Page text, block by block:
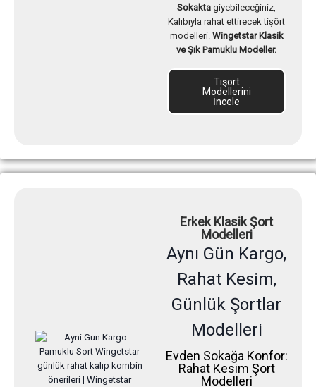
Sokakta giyebileceğiniz,
Kalıbıyla rahat ettirecek tişört
modelleri. Wingetstar Klasik
ve Şık Pamuklu Modeller.
Tişört
Modellerini
İncele
Erkek Klasik Şort
Modelleri
Aynı Gün Kargo,
Rahat Kesim,
Günlük Şortlar
Modelleri
Evden Sokağa Konfor:
Rahat Kesim Şort
Modelleri